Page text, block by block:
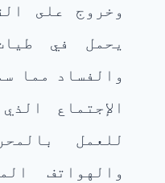
وخروج على
يحمل في
والفساد مما
الإجتماع
للعمل
والهواتف